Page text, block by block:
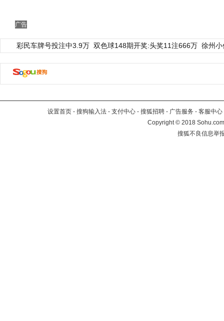
广告
彩民车牌号投注中3.9万 双色球148期开奖:头奖11注666万 徐州
设置首页 - 搜狗输入法 - 支付中心 - 搜狐招聘 - 广告服务 - 客服中心
Copyright©2018
搜狐不良信息举